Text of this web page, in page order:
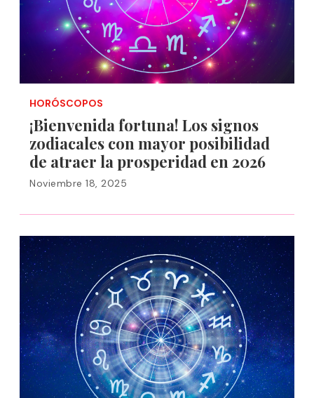
HORÓSCOPOS
¡Bienvenida fortuna! Los signos
zodiacales con mayor posibilidad
de atraer la prosperidad en 2026
Noviembre 18, 2025